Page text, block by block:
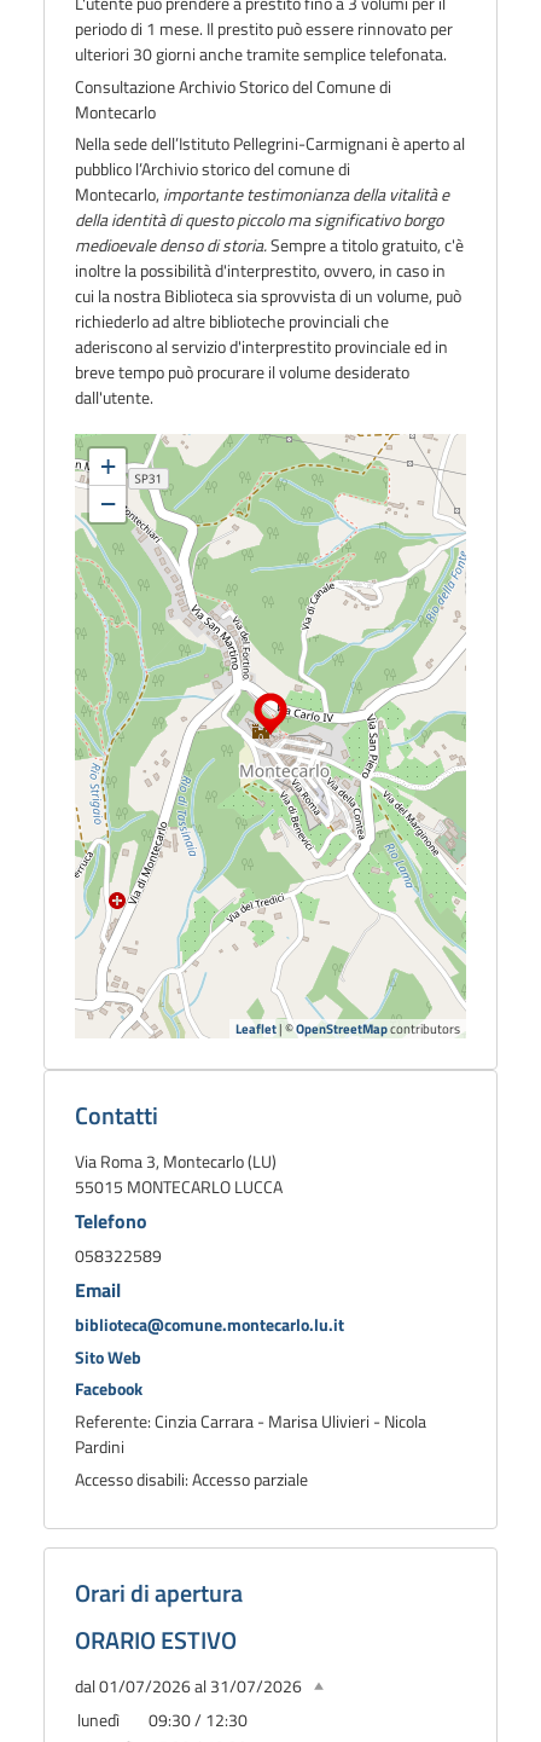
periodo di 1 mese. Il prestito può essere rinnovato per
ulteriori 30 giorni anche tramite semplice telefonata.
Consultazione Archivio Storico del Comune di
Montecarlo
Nella sede dell’Istituto Pellegrini-Carmignani è aperto al
pubblico l’Archivio storico del comune di
Montecarlo, importante testimonianza della vitalità e
della identitàdi questo piccolo ma significativo borgo
medioevale denso di storia.Sempre a titolo gratuito, c'è
inoltre la possibilità d'interprestito, ovvero, in caso in
cui la nostra Biblioteca sia sprovvista di un volume, può
richiederlo ad altre biblioteche provinciali che
aderiscono al servizio d'interprestito provinciale ed in
breve tempo può procurare il volume desiderato
dall'utente.
+
−
Leaflet| ©OpenStreetMapcontributors
Dettagli
biblioteca
Contatti
Via Roma 3, Montecarlo (LU)
55015 MONTECARLO LUCCA
Telefono
058322589
Email
biblioteca@comune.montecarlo.lu.it
Sito Web
Facebook
Referente: Cinzia Carrara - Marisa Ulivieri - Nicola
Pardini
Accesso disabili: Accesso parziale
Orari di apertura
ORARIO ESTIVO
dal 01/07/2026 al 31/07/2026
lunedì
09:30 / 12:30